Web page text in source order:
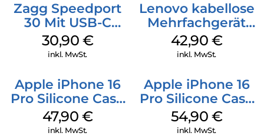
Zagg Speedport
30 Mit USB-C
Kabel Weiß
30,90 €
inkl. MwSt.
Lenovo kabellose
Mehrfachgerät
Luna Grey
42,90 €
inkl. MwSt.
Apple iPhone 16
Pro Silicone Case
MagSafe Denim
47,90 €
inkl. MwSt.
Apple iPhone 16
Pro Silicone Case
MagSafe Black
54,90 €
inkl. MwSt.